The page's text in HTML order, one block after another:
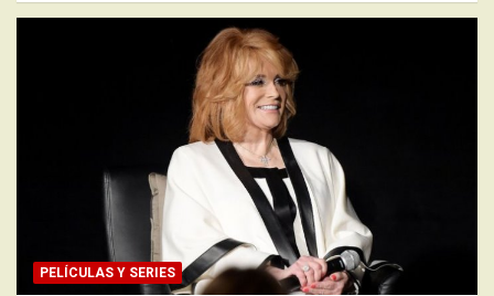
PELÍCULAS Y SERIES